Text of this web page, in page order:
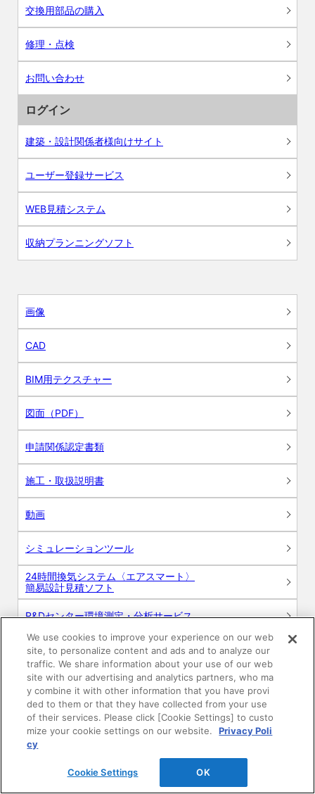
交換用部品の購入
修理・点検
お問い合わせ
ログイン
建築・設計関係者様向けサイト
ユーザー登録サービス
WEB見積システム
収納プランニングソフト
画像
CAD
BIM用テクスチャー
図面（PDF）
申請関係認定書類
施工・取扱説明書
動画
シミュレーションツール
24時間換気システム〈エアスマート〉
簡易設計見積ソフト
R&Dセンター環境測定・分析サービス
商品マスター申し込み
このWEBサイトについて
プライバシーポリシー
We use cookies to improve your experience on our web
site, to personalize content and ads and to analyze our
traffic. We share information about your use of our web
site with our advertising and analytics partners, who ma
y combine it with other information that you have provi
ded to them or that they have collected from your use
of their services. Please click [Cookie Settings] to custo
mize your cookie settings on our website.
Privacy Poli
cy
Cookie Settings OK